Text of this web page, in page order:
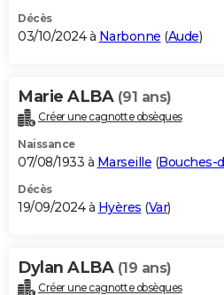
Décès
03/10/2024 à Narbonne (Aude)
Marie ALBA (91 ans)
Créer une cagnotte obsèques
Naissance
07/08/1933 à Marseille (Bouches-
Décès
19/09/2024 à Hyères (Var)
Dylan ALBA (19 ans)
Créer une cagnotte obsèques